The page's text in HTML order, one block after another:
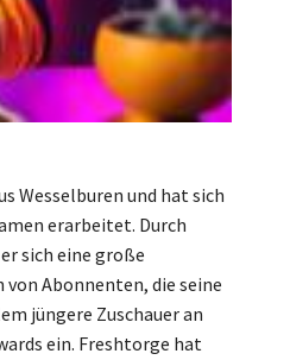
Wesselburen und hat sich
erarbeitet. Durch
sich eine große
Abonnenten, die seine
jüngere Zuschauer an
ein. Freshtorge hat